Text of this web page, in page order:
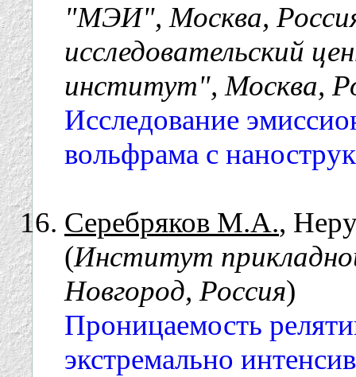
"МЭИ", Москва,
исследовательский
институт", Москва,
Исследование
вольфрама с
Серебряков М.А.,
(Институт
Новгород, Россия)
Проницаемость
экстремально